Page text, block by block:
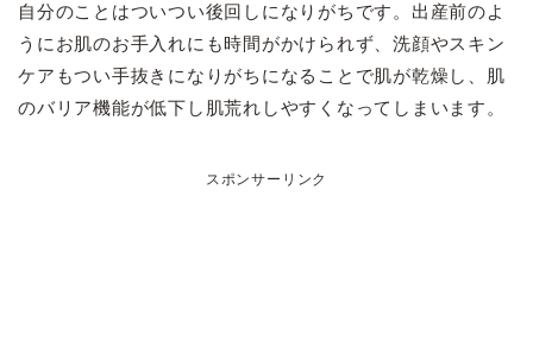
自分のことはついつい後回しになりがちです。出産前のよ
うにお肌のお手入れにも時間がかけられず、洗顔やスキン
ケアもつい手抜きになりがちになることで肌が乾燥し、肌
のバリア機能が低下し肌荒れしやすくなってしまいます。
スポンサーリンク